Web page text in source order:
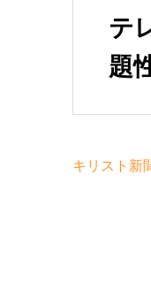
テ
題
キリスト新